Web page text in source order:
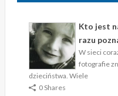
Kto jest
razu
W sieci
fotografie
dzieciństwa. Wiele
0 Shares